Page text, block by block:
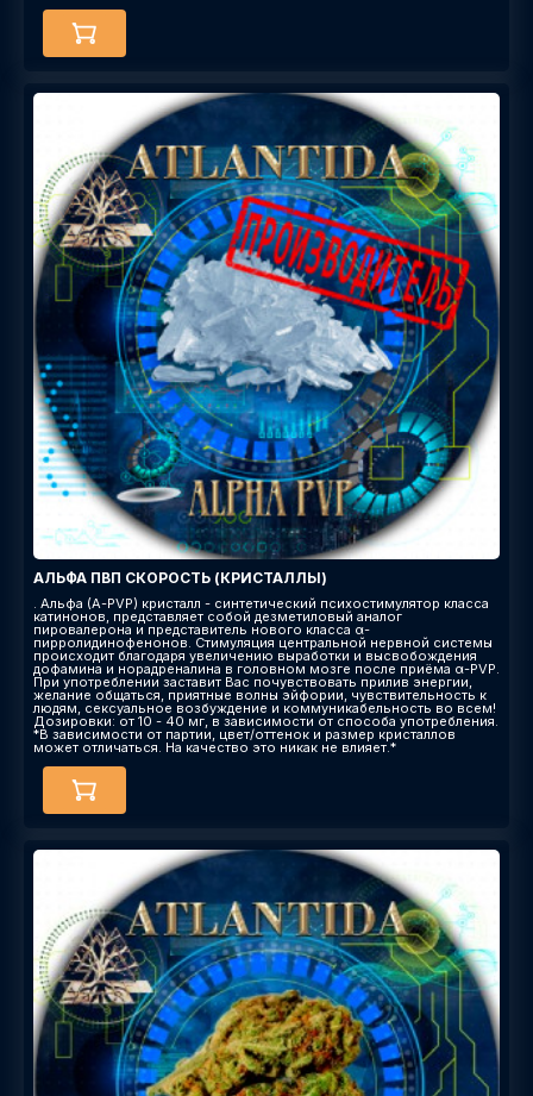
АЛЬФА ПВП СКОРОСТЬ (КРИСТАЛЛЫ)
. Альфа (A-PVP) кристалл - синтетический психостимулятор класса
катинонов, представляет собой дезметиловый аналог
пировалерона и представитель нового класса α-
пирролидинофенонов. Стимуляция центральной нервной системы
происходит благодаря увеличению выработки и высвобождения
дофамина и норадреналина в головном мозге после приёма α-PVP.
При употреблении заставит Вас почувствовать прилив энергии,
желание общаться, приятные волны эйфории, чувствительность к
людям, сексуальное возбуждение и коммуникабельность во всем!
Дозировки: от 10 - 40 мг, в зависимости от способа употребления.
*В зависимости от партии, цвет/оттенок и размер кристаллов
может отличаться. На качество это никак не влияет.*